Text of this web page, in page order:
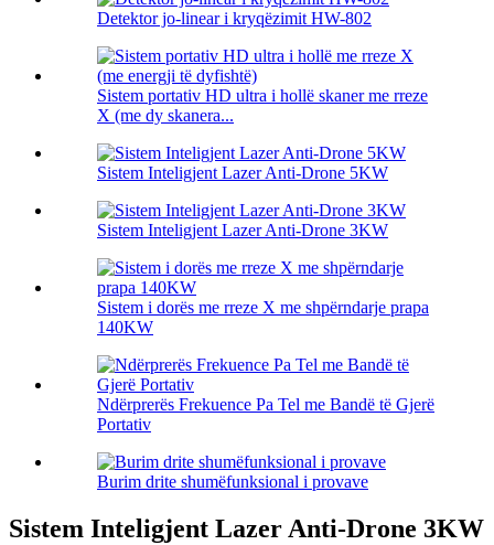
Detektor jo-linear i kryqëzimit HW-802
Sistem portativ HD ultra i hollë skaner me rreze
X (me dy skanera...
Sistem Inteligjent Lazer Anti-Drone 5KW
Sistem Inteligjent Lazer Anti-Drone 3KW
Sistem i dorës me rreze X me shpërndarje prapa
140KW
Ndërprerës Frekuence Pa Tel me Bandë të Gjerë
Portativ
Burim drite shumëfunksional i provave
Sistem Inteligjent Lazer Anti-Drone 3KW